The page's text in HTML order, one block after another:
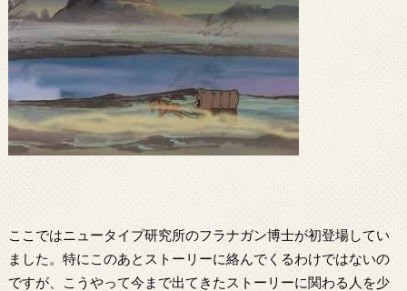
ここではニュータイプ研究所のフラナガン博士が初登場してい
ました。特にこのあとストーリーに絡んでくるわけではないの
ですが、こうやって今まで出てきたストーリーに関わる人を少